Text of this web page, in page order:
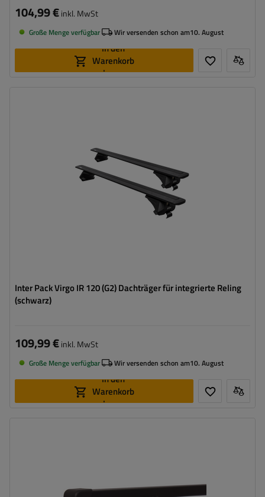
104,99 €inkl. MwSt
Große Menge verfügbar Wir versenden schon am10. August
In den
Warenkorb
legen
Inter Pack Virgo IR 120 (G2) Dachträger für integrierte Reling
(schwarz)
109,99 €inkl. MwSt
Große Menge verfügbar Wir versenden schon am10. August
In den
Warenkorb
legen